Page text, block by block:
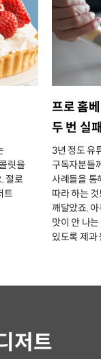
릿을
절로
트
프로 홈
두 번 실
3년 정도 유
구독자분들
사례들을 통
따라 하는
깨달았죠.
맛이 안 나
있도록 제과
저트